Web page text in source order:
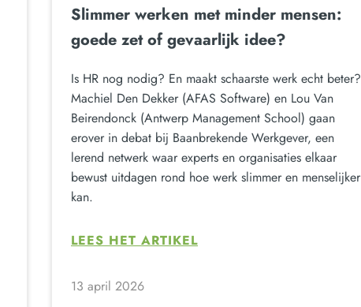
Slimmer werken met minder mensen:
goede zet of gevaarlijk idee?
Is HR nog nodig? En maakt schaarste werk echt beter?
Machiel Den Dekker (AFAS Software) en Lou Van
Beirendonck (Antwerp Management School) gaan
erover in debat bij Baanbrekende Werkgever, een
lerend netwerk waar experts en organisaties elkaar
bewust uitdagen rond hoe werk slimmer en menselijker
kan.
LEES HET ARTIKEL
13 april 2026